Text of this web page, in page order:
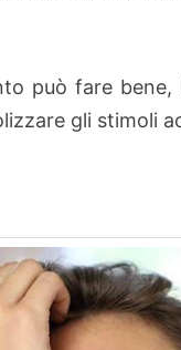
può fare
gli stimoli